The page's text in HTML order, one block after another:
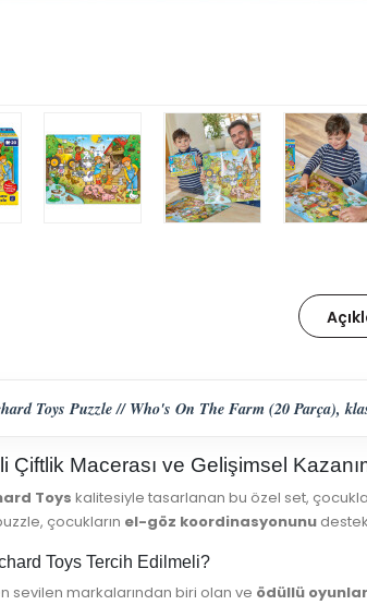
Toys Puzzle // Who's On The Farm (20 Parça),
Çiftlik Macerası ve Gelişimsel
Toys kalitesiyle tasarlanan bu özel set,
çocukların el-göz koordinasyonunu
Toys Tercih Edilmeli?
sevilen markalarından biri olan ve ödüllü